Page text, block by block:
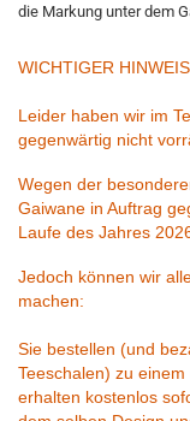
die Markung unter dem
WICHTIGER HINWEIS
Leider haben wir im
gegenwärtig nicht
Wegen der
Gaiwane in Auftrag
Laufe des Jahres
Jedoch können wir
machen:
Sie bestellen (und
Teeschalen) zu
erhalten kostenlos